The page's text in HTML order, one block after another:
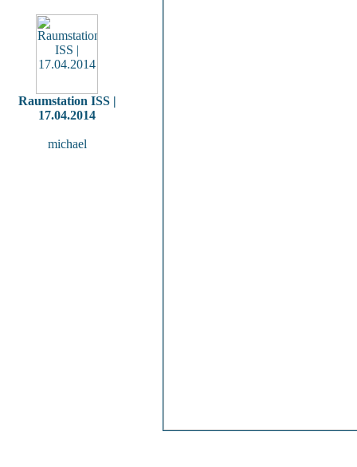
Raumstation ISS |
17.04.2014
michael